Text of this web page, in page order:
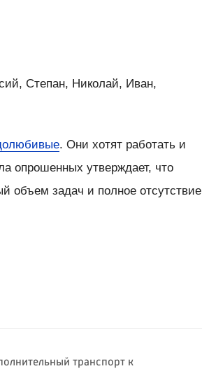
Степан, Николай, Иван,
. Они хотят работать и
опрошенных утверждает, что
объем задач и полное отсутствие
транспорт к